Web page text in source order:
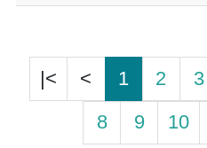
需自費2500~2800的意思
|< < 1 2 3
8
9 10